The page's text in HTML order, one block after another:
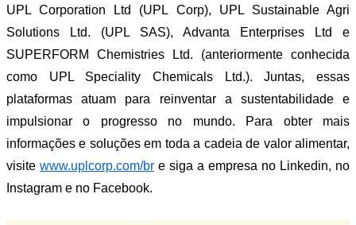
UPL Corporation Ltd (UPL Corp), UPL Sustainable Agri
Solutions Ltd. (UPL SAS), Advanta Enterprises Ltd e
SUPERFORM Chemistries Ltd. (anteriormente conhecida
como UPL Speciality Chemicals Ltd.). Juntas, essas
plataformas atuam para reinventar a sustentabilidade e
impulsionar o progresso no mundo. Para obter mais
informações e soluções em toda a cadeia de valor alimentar,
visite www.uplcorp.com/br e siga a empresa no Linkedin, no
Instagram e no Facebook.